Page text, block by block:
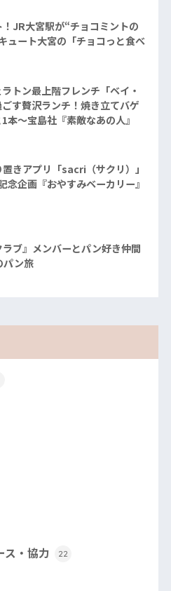
JR大宮駅が“チョコミントの
ュート大宮の「チョコっと食べ
トン最上階フレンチ「ベイ・
す贅沢ランチ！焼き立てバゲ
本〜宝島社『素敵なあの人』
きアプリ「sacri（サクリ）」
念企画『おやすみベーカリー』
ラブ』メンバーとパン好き仲間
パン旅
ス・協力 22